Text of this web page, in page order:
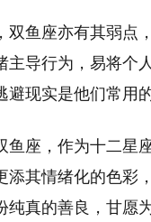
双鱼座亦有其弱点
主导行为，易将个
避现实是他们常用
鱼座，作为十二星
添其情绪化的色彩
纯真的善良，甘愿